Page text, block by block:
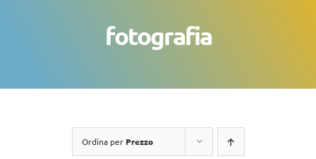
fotografia
Ordina per Prezzo